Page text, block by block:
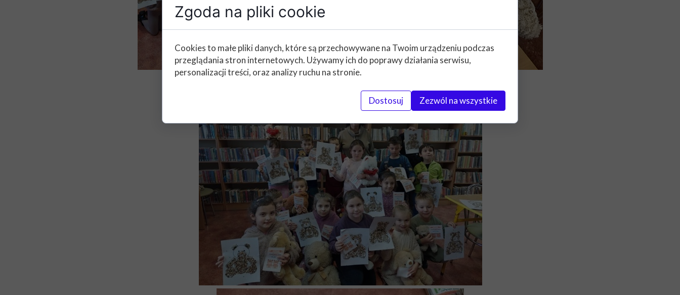
Zgoda na pliki cookie
Cookies to małe pliki danych, które są przechowywane na Twoim urządzeniu podczas
przeglądania stron internetowych. Używamy ich do poprawy działania serwisu,
personalizacji treści, oraz analizy ruchu na stronie.
Dostosuj Zezwól na wszystkie